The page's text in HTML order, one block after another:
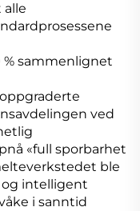
alle
sammenlignet
ved
«full sporbarhet
ble
intelligent
i sanntid